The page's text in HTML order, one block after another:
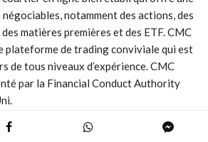
négociables, notamment des actions, des
matières premières et des ETF. CMC
plateforme de trading conviviale qui est
de tous niveaux d’expérience. CMC
par la Financial Conduct Authority